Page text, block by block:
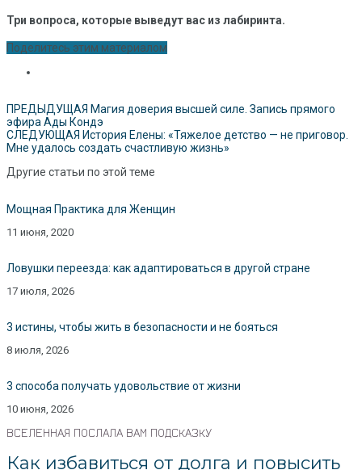
Три вопроса, которые выведут вас из лабиринта.
Поделитесь этим материалом
ПРЕДЫДУЩАЯ Магия доверия высшей силе. Запись прямого
эфира Ады Кондэ
СЛЕДУЮЩАЯ История Елены: «Тяжелое детство — не приговор.
Мне удалось создать счастливую жизнь»
Другие статьи по этой теме
Мощная Практика для Женщин
11 июня, 2020
Ловушки переезда: как адаптироваться в другой стране
17 июля, 2026
3 истины, чтобы жить в безопасности и не бояться
8 июля, 2026
3 способа получать удовольствие от жизни
10 июня, 2026
ВСЕЛЕННАЯ ПОСЛАЛА ВАМ ПОДСКАЗКУ
Как избавиться от долга и повысить